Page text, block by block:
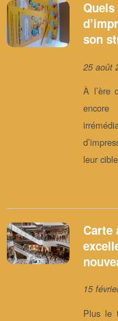
son
25 août
À l’ère
leur
Carte
15
Plus le